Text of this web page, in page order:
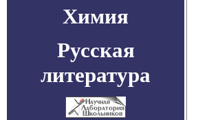
Химия
Русская
литература